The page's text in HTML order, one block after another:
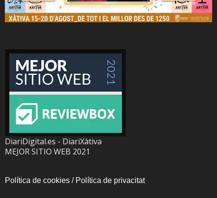
DiariDigital.es - DiariXàtiva
MEJOR SITIO WEB 2021
Política de cookies / Política de privacitat